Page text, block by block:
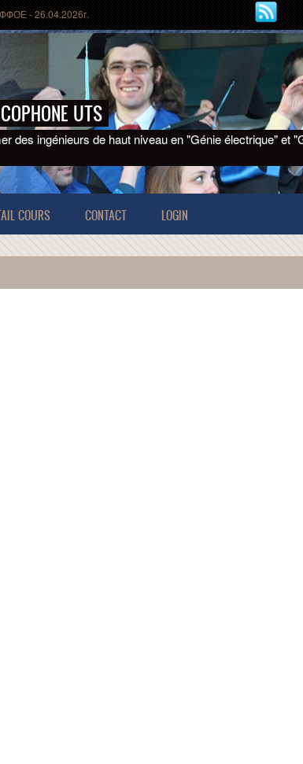
- 26.04.2026г.
UTS
des ingénieurs de haut niveau en "Génie électrique" et
COURS CONTACT LOGIN